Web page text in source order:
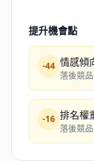
提升機會點
-44 情感傾
落後競
-16 排名權
落後競